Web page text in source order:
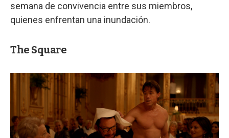
semana de convivencia entre sus miembros,
quienes enfrentan una inundación.
The Square